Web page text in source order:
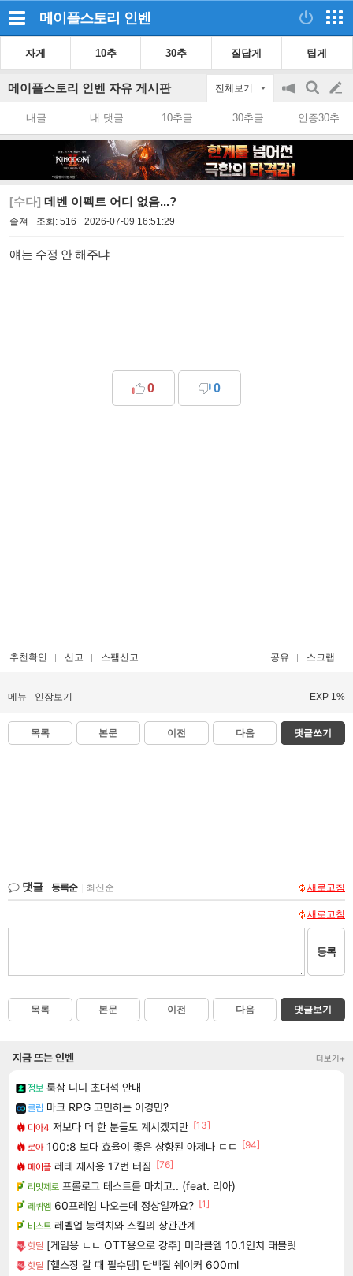
메이플스토리 인벤
자게 10추 30추 질답게 팁게
메이플스토리 인벤 자유 게시판 전체보기
공
on/off
검
색
글
쓰
내글 내 댓글 10추글 30추글 인증30추
[수다] 데벤 이펙트 어디 없음...?
솔져 조회: 516 2026-07-09 16:51:29
얘는 수정 안 해주냐
0 0
추천확인 신고 스팸신고 공유 스크랩
메뉴 인장보기 EXP 1%
목록 본문 이전 다음 댓글쓰기
댓글 등록순 최신순 새로고침
새로고침
등록
목록 본문 이전 다음 댓글보기
지금 뜨는 인벤 더보기+
정보 룩삼 니니 초대석 안내
클립 마크 RPG 고민하는 이경민?
디아4 저보다 더 한 분들도 계시겠지만 [13]
로아 100:8 보다 효율이 좋은 상향된 아제나 ㄷㄷ
[94]
메이플 레테 재사용 17번 터짐 [76]
리밋제로 프롤로그 테스트를 마치고.. (feat. 리아)
레퀴엠 60프레임 나오는데 정상일까요? [1]
비스트 레벨업 능력치와 스킬의 상관관계
핫딜 [게임용 ㄴㄴ OTT용으로 강추] 미라클엠 10.1인치 태블릿
핫딜 [헬스장 갈 때 필수템] 단백질 쉐이커 600ml